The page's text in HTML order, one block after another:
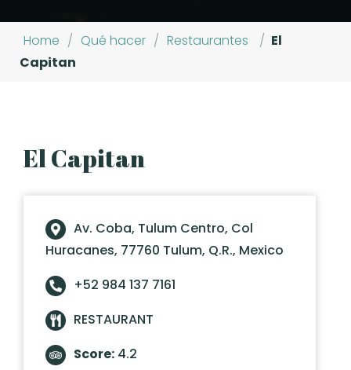
Home / Qué hacer / Restaurantes / El
Capitan
El Capitan
Av. Coba, Tulum Centro, Col
Huracanes, 77760 Tulum, Q.R., Mexico
+52 984 137 7161
RESTAURANT
Score: 4.2